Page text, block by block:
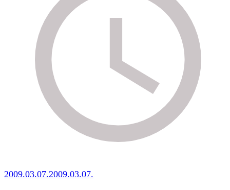
2009.03.07.2009.03.07.